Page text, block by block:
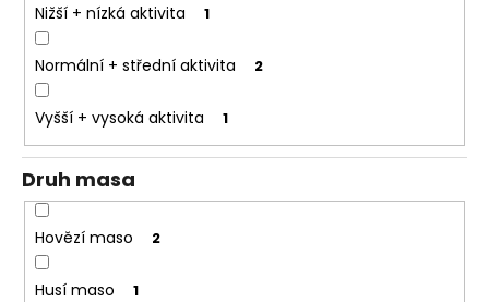
Nižší + nízká aktivita 1
Normální + střední aktivita 2
Vyšší + vysoká aktivita 1
Druh masa
Hovězí maso 2
Husí maso 1
D
o
p
o
u
č
u
m